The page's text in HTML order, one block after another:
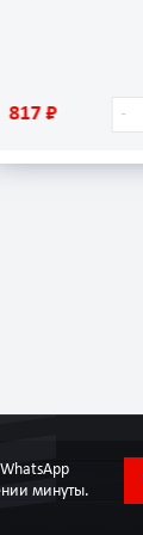
817 ₽ -
минуты.